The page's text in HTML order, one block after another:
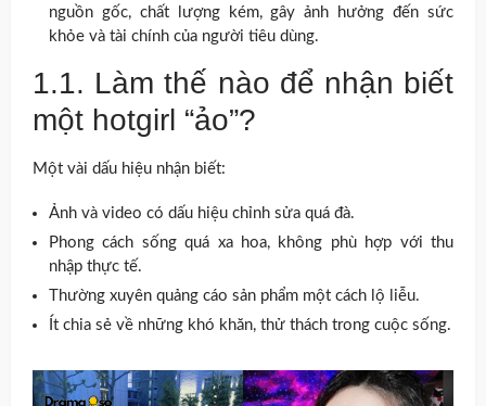
nguồn gốc, chất lượng kém, gây ảnh hưởng đến sức
khỏe và tài chính của người tiêu dùng.
1.1. Làm thế nào để nhận biết
một hotgirl “ảo”?
Một vài dấu hiệu nhận biết:
Ảnh và video có dấu hiệu chỉnh sửa quá đà.
Phong cách sống quá xa hoa, không phù hợp với thu
nhập thực tế.
Thường xuyên quảng cáo sản phẩm một cách lộ liễu.
Ít chia sẻ về những khó khăn, thử thách trong cuộc sống.